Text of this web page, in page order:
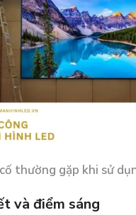
thường gặp khi sử
và điểm sáng